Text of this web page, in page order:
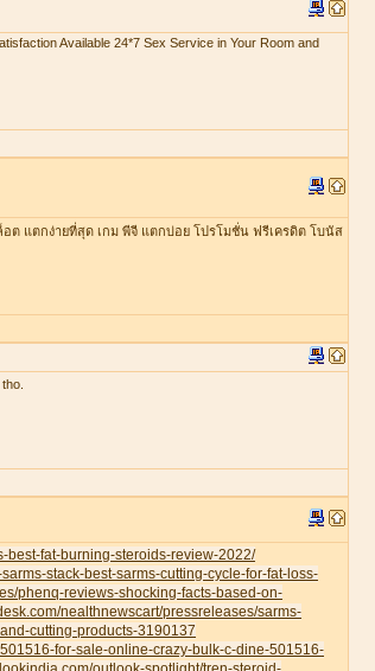
Available 24*7 Sex Service in Your Room and
ต แตกง่ายที่สุด เกม พีจี แตกบ่อย โปรโมชั่น ฟรีเครดิต โบนัส
best-fat-burning-steroids-review-2022/
stack-best-sarms-cutting-cycle-for-fat-loss-
phenq-reviews-shocking-facts-based-on-
nealthnewscart/pressreleases/sarms-
cutting-products-3190137
for-sale-online-crazy-bulk-c-dine-501516-